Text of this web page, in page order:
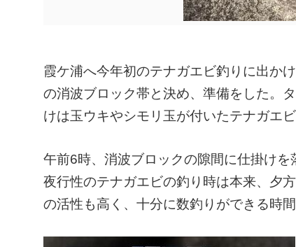
霞ケ浦へ今年初のテナガエビ釣りに出か
の消波ブロック帯と決め、準備をした。
けは玉ウキやシモリ玉が付いたテナガエ
午前6時、消波ブロックの隙間に仕掛けを
夜行性のテナガエビの釣り時は本来、夕
の活性も高く、十分に数釣りができる時間